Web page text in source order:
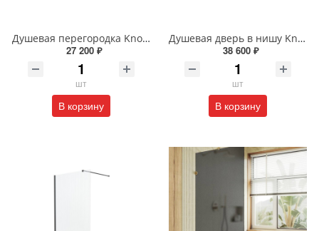
Душевая перегородка Knotlor VELUM ONYX WI100TG0BL 100х200 см черный
27 200 ₽
шт
В корзину
Душевая дверь в нишу Knotlor SHELL HDIP090CG0BL 90х200 см черный
38 600 ₽
шт
В корзину